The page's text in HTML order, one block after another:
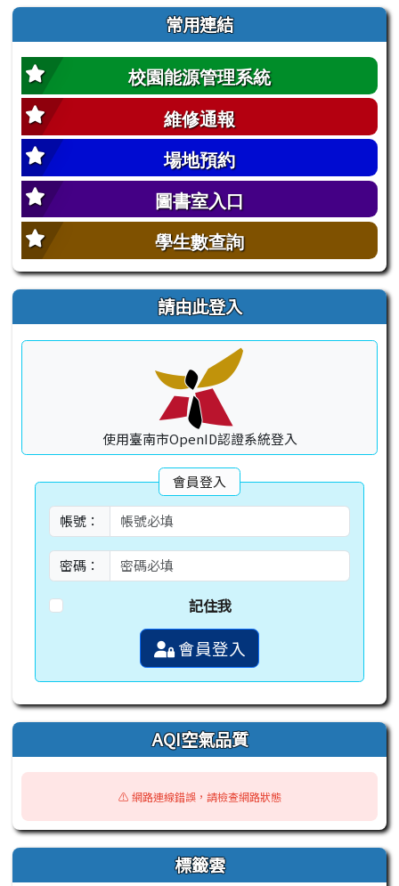
常用連結
校園能源管理系統
維修通報
場地預約
圖書室入口
學生數查詢
請由此登入
使用臺南市OpenID認證系統登入
會員登入
帳號：
密碼：
記住我
會員登入
AQI空氣品質
⚠️ 網路連線錯誤，請檢查網路狀態
標籤雲